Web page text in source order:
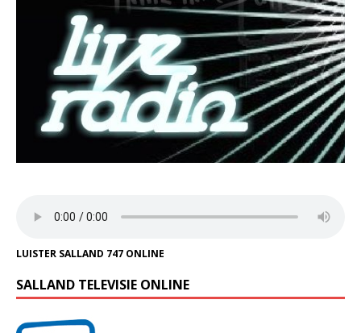
LUISTER SALLAND 747 ONLINE
SALLAND TELEVISIE ONLINE